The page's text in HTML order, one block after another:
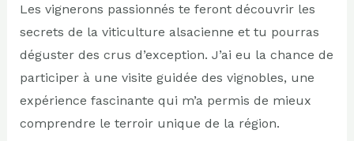
Les vignerons passionnés te feront découvrir les
secrets de la viticulture alsacienne et tu pourras
déguster des crus d’exception. J’ai eu la chance de
participer à une visite guidée des vignobles, une
expérience fascinante qui m’a permis de mieux
comprendre le terroir unique de la région.